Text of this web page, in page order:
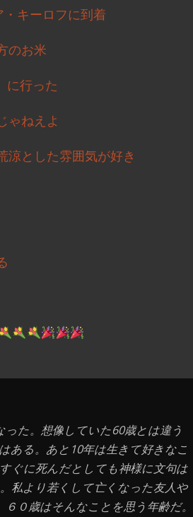
キーロフに到着
のお米
に行った
ゃねえよ
涼とした雰囲気が好き
た。想像していた60歳とは違う
ある。あと10年は生きて好きなこ
ぐに死んだとしても神様に文句は
私より若くして亡くなった友人や
０歳はそんなことを思う年齢だ。